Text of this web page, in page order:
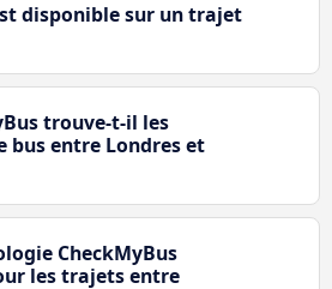
disponible sur un trajet
trouve-t-il les
bus entre Londres et
CheckMyBus
les trajets entre